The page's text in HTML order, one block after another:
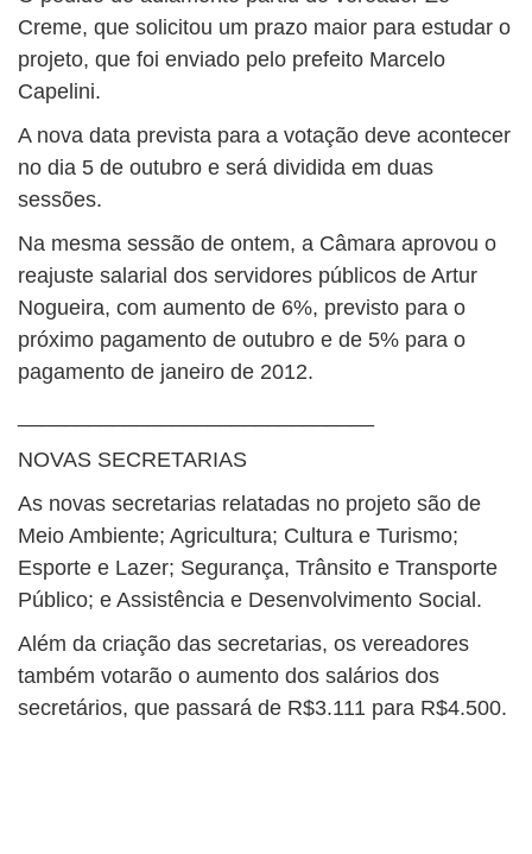
Creme, que solicitou um prazo maior para estudar o
projeto, que foi enviado pelo prefeito Marcelo
Capelini.
A nova data prevista para a votação deve acontecer
no dia 5 de outubro e será dividida em duas
sessões.
Na mesma sessão de ontem, a Câmara aprovou o
reajuste salarial dos servidores públicos de Artur
Nogueira, com aumento de 6%, previsto para o
próximo pagamento de outubro e de 5% para o
pagamento de janeiro de 2012.
NOVAS SECRETARIAS
As novas secretarias relatadas no projeto são de
Meio Ambiente; Agricultura; Cultura e Turismo;
Esporte e Lazer; Segurança, Trânsito e Transporte
Público; e Assistência e Desenvolvimento Social.
Além da criação das secretarias, os vereadores
também votarão o aumento dos salários dos
secretários, que passará de R$3.111 para R$4.500.